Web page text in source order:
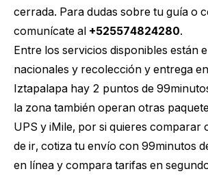
cerrada. Para dudas sobre tu guía o
comunícate al +525574824280.
Entre los servicios disponibles están
nacionales y recolección y entrega
Iztapalapa hay 2 puntos de
la zona también operan otras
UPS y iMile, por si quieres comparar
de ir, cotiza tu envío con 99minutos
en línea y compara tarifas en